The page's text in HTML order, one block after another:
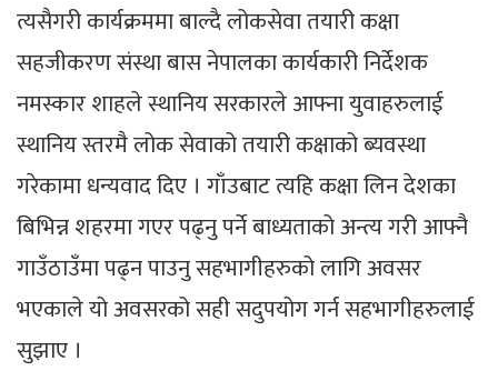
त्यसैगरी कार्यक्रममा बाल्दै लोकसेवा तयारी कक्षा
सहजीकरण संस्था बास नेपालका कार्यकारी निर्देशक
नमस्कार शाहले स्थानिय सरकारले आफ्ना युवाहरुलाई
स्थानिय स्तरमै लोक सेवाको तयारी कक्षाको ब्यवस्था
गरेकामा धन्यवाद दिए । गाँउबाट त्यहि कक्षा लिन देशका
बिभिन्न शहरमा गएर पढ्नु पर्ने बाध्यताको अन्त्य गरी आफ्नै
गाउँठाउँमा पढ्न पाउनु सहभागीहरुको लागि अवसर
भएकाले यो अवसरको सही सदुपयोग गर्न सहभागीहरुलाई
सुझाए ।